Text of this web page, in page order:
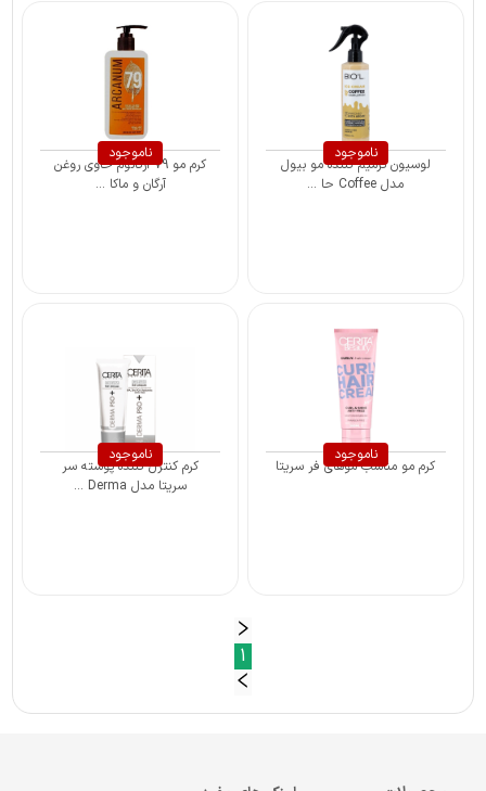
ناموجود
لوسیون ترمیم کننده مو بیول
مدل Coffee حا ...
ناموجود
کرم مو 79 آرکانوم حاوی روغن
آرگان و ماکا ...
ناموجود
کرم مو مناسب موهای فر سریتا
ناموجود
کرم کنترل کننده پوسته سر
سریتا مدل Derma ...
1